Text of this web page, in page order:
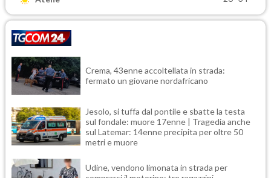
Crema, 43enne accoltellata in strada:
fermato un giovane nordafricano
Jesolo, si tuffa dal pontile e sbatte la testa
sul fondale: muore 17enne | Tragedia anche
sul Latemar: 14enne precipita per oltre 50
metri e muore
Udine, vendono limonata in strada per